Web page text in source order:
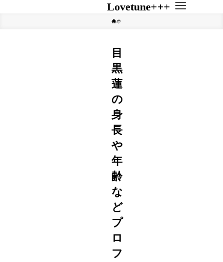
Lovetune+++
ホーム
目
黒
蓮
の
身
長
や
年
齢
な
ど
プ
ロ
フ